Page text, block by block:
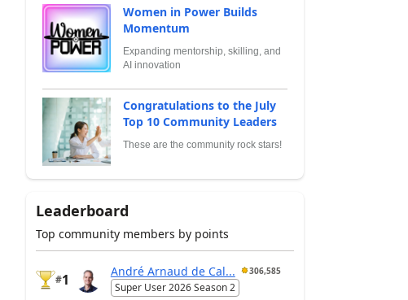
Women in Power Builds
Momentum
Expanding mentorship, skilling, and
AI innovation
Congratulations to the July
Top 10 Community Leaders
These are the community rock stars!
Leaderboard
Top community members by points
#1
André Arnaud de Cal... 306,585
Super User 2026 Season 2